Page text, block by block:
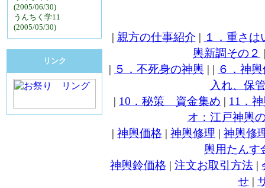
(2005/06/30)
うんちく学11
(2005/05/30)
リンク
| 親方の仕事紹介 | １．重さは
輿新調その２
| ５．不死身の神輿 | | ６．神
入れ、保
| 10．秘策 資金集め | 11．
オ：江戸神輿
| 神輿価格 | 神輿修理 | 神輿修
輿用たんす
神輿鈴価格 | 注文お取引方法 |
せ |